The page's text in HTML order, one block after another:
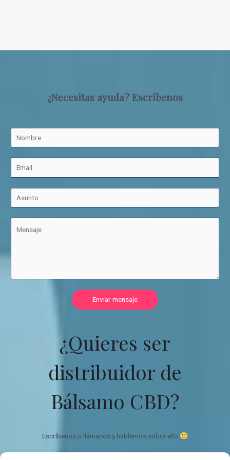
¿Necesitas ayuda? Escríbenos
Enviar mensaje
¿Quieres ser
distribuidor de
Bálsamo CBD?
Escríbenos o llámanos y hablemos sobre ello